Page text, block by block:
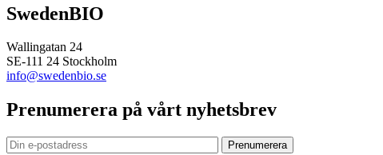
SwedenBIO
Wallingatan 24
SE-111 24 Stockholm
info@swedenbio.se
Prenumerera på vårt nyhetsbrev
Prenumerera